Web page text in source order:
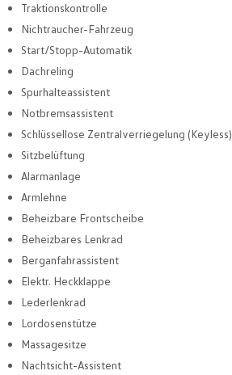
Traktionskontrolle
Nichtraucher-Fahrzeug
Start/Stopp-Automatik
Dachreling
Spurhalteassistent
Notbremsassistent
Schlüssellose Zentralverriegelung (Keyless)
Sitzbelüftung
Alarmanlage
Armlehne
Beheizbare Frontscheibe
Beheizbares Lenkrad
Berganfahrassistent
Elektr. Heckklappe
Lederlenkrad
Lordosenstütze
Massagesitze
Nachtsicht-Assistent